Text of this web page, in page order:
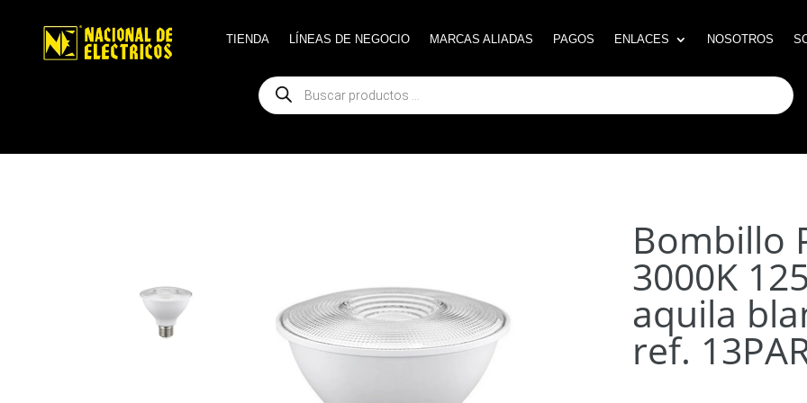
TIENDA LÍNEAS DE NEGOCIO MARCAS ALIADAS PAGOS ENLACES NOSOTROS
Búsqueda
de
productos
TIENDA LÍNEAS DE NEGOCIO MARCAS ALIADAS PAGOS ENLACES NOSOTROS
Búsqueda
de
productos
Bombillo
3000K
aquila
ref.